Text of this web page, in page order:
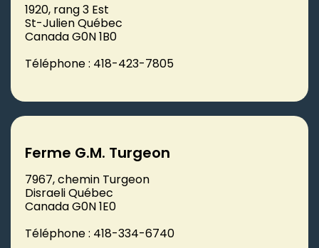
1920, rang 3 Est
St-Julien Québec
Canada G0N 1B0
Téléphone : 418-423-7805
Ferme G.M. Turgeon
7967, chemin Turgeon
Disraeli Québec
Canada G0N 1E0
Téléphone : 418-334-6740